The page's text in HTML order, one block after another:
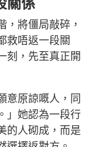
關係
，將僵局敲碎，
救唔返一段關
刻，先至真正開
意原諒嘅人，同
」她認為一段行
的人砌成，而是